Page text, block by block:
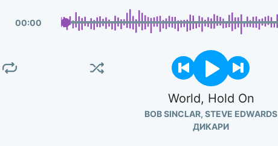
00:00
World, Hold On
BOB SINCLAR, STEVE EDWARDS
ДИКАРИ